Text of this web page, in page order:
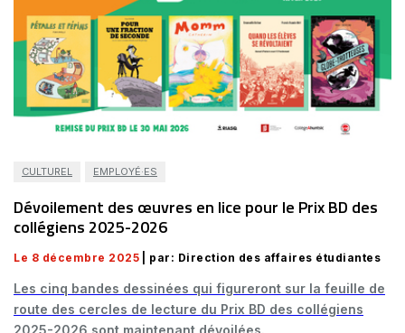
CULTUREL EMPLOYÉ·ES
Dévoilement des œuvres en lice pour le Prix BD des
collégiens 2025-2026
Le 8 décembre 2025 | par: Direction des affaires étudiantes
Les cinq bandes dessinées qui figureront sur la feuille de
route des cercles de lecture du Prix BD des collégiens
2025-2026 sont maintenant dévoilées.